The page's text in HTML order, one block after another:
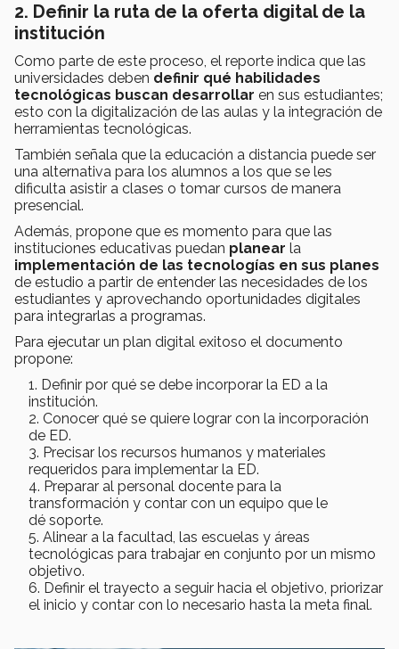
2. Definir la ruta de la oferta digital de la
institución
Como parte de este proceso, el reporte indica que las
universidades deben definir qué habilidades
tecnológicas buscan desarrollar en sus estudiantes;
esto con la digitalización de las aulas y la integración de
herramientas tecnológicas.
También señala que la educación a distancia puede ser
una alternativa para los alumnos a los que se les
dificulta asistir a clases o tomar cursos de manera
presencial.
Además, propone que es momento para que las
instituciones educativas puedan planear la
implementación de las tecnologías en sus planes
de estudio a partir de entender las necesidades de los
estudiantes y aprovechando oportunidades digitales
para integrarlas a programas.
Para ejecutar un plan digital exitoso el documento
propone:
Definir por qué se debe incorporar la ED a la
institución.
Conocer qué se quiere lograr con la incorporación
de ED.
Precisar los recursos humanos y materiales
requeridos para implementar la ED.
Preparar al personal docente para la
transformación y contar con un equipo que le
dé soporte.
Alinear a la facultad, las escuelas y áreas
tecnológicas para trabajar en conjunto por un mismo
objetivo.
Definir el trayecto a seguir hacia el objetivo, priorizar
el inicio y contar con lo necesario hasta la meta final.